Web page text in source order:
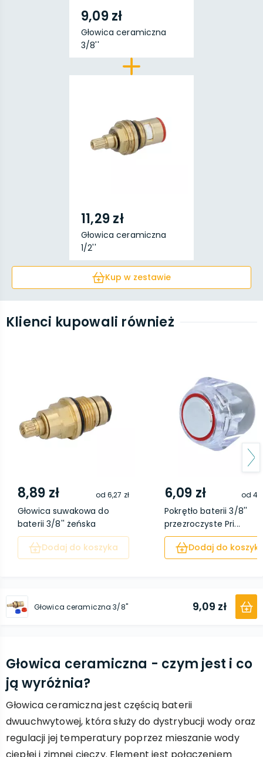
9,09 zł
Głowica ceramiczna
3/8''
11,29 zł
Głowica ceramiczna
1/2''
Kup w zestawie
Klienci kupowali również
8,89 zł od6,27 zł
Głowica suwakowa do
baterii 3/8'' żeńska
Dodaj do koszyka
6,09 zł od
Pokrętło baterii 3/8''
przezroczyste Pri...
Dodaj do
Głowica ceramiczna 3/8'' 9,09 zł
Głowica ceramiczna - czym jest i co
ją wyróżnia?
Głowica ceramiczna jest częścią baterii
dwuuchwytowej, która służy do dystrybucji wody oraz
regulacji jej temperatury poprzez mieszanie wody